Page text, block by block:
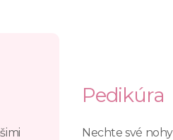
Pedikúra
Nechte své